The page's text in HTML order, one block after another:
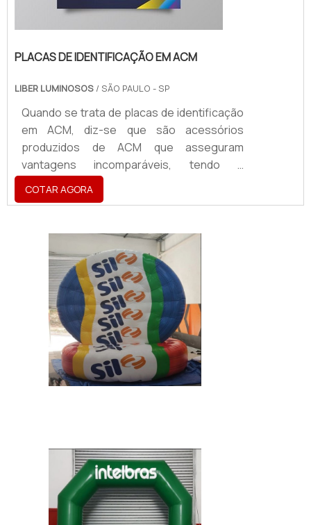
PLACAS DE IDENTIFICAÇÃO EM ACM
LIBER LUMINOSOS / SÃO PAULO - SP
Quando se trata de placas de identificação
em ACM, diz-se que são acessórios
produzidos de ACM que asseguram
vantagens incomparáveis, tendo a
aplicabilidade em atestar a identidade visual
de uma marca, sendo utilizado para a
dentre vários outros acessórios.O
PRODUTO OFERECE DIVERSAS
VANTAGENSA placa vem se tornando um
produto de extrema importância para o
segmentos como cafés, restaurantes,
shoppi...
COTAR AGORA